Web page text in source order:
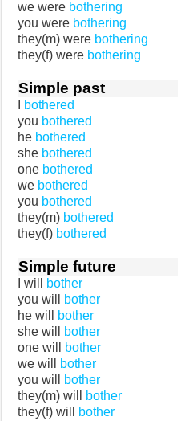
we were bothering
you were bothering
they(m) were bothering
they(f) were bothering
Simple past
bothered
you bothered
he bothered
she bothered
one bothered
we bothered
you bothered
they(m) bothered
they(f) bothered
Simple future
I will
bother
you will
bother
he will
bother
she will
bother
one will
bother
we will
bother
you will
bother
they(m) will
bother
they(f) will
bother